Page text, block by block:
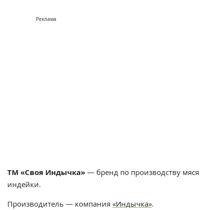
Реклама
ТМ «Своя Индычка» — бренд по производству мяся
индейки.
Производитель — компания «Индычка».